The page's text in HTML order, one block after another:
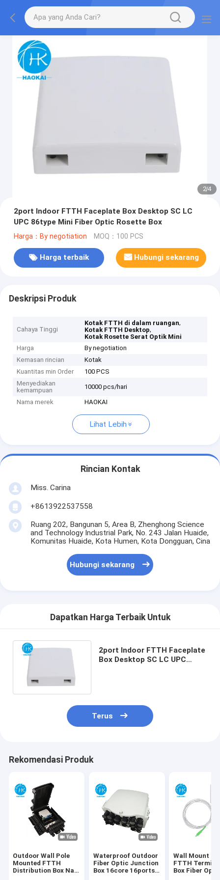
2/4
2port Indoor FTTH Faceplate Box Desktop SC LC
UPC 86type Mini Fiber Optic Rosette Box
Harga：By negotiation MOQ：100 PCS
Harga terbaik Hubungi sekarang
Deskripsi Produk
Cahaya Tinggi
Kotak FTTH di dalam ruangan,
Kotak FTTH Desktop,
Kotak Rosette Serat Optik Mini
Harga
By negotiation
Kemasan rincian
Kotak
Kuantitas min Order
100 PCS
Menyediakan
kemampuan
10000 pcs/hari
Nama merek HAOKAI
Lihat Lebih
Rincian Kontak
Miss. Carina
+8613922537558
Ruang 202, Bangunan 5, Area B, Zhenghong Science
and Technology Industrial Park, No. 243 Jalan Huaide,
Komunitas Huaide, Kota Humen, Kota Dongguan, Cina
Hubungi sekarang
Dapatkan Harga Terbaik Untuk
2port Indoor FTTH Faceplate
Box Desktop SC LC UPC
Terus
Rekomendasi Produk
Outdoor Wall Pole
Mounted FTTH
Distribution Box Nap
Waterproof Outdoor
Fiber Optic Junction
Box 16core 16ports
Wall Mount
FTTH
Box Fiber